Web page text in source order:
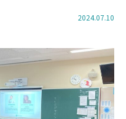
2024.07.10